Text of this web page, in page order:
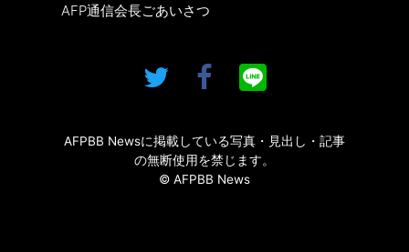
AFP通信会長ごあいさつ
AFPBB Newsに掲載している写真・見出し・記事
の無断使用を禁じます。
© AFPBB News